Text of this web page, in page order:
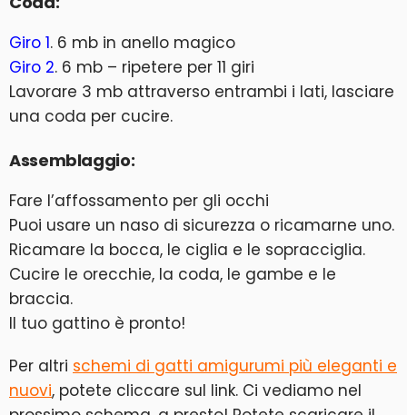
Giro 1. 6 mb in anello magico
Giro 2. 6 mb – ripetere per 11 giri
Lavorare 3 mb attraverso entrambi i lati, lasciare
una coda per cucire.
Assemblaggio:
Fare l’affossamento per gli occhi
Puoi usare un naso di sicurezza o ricamarne uno.
Ricamare la bocca, le ciglia e le sopracciglia.
Cucire le orecchie, la coda, le gambe e le
braccia.
Il tuo gattino è pronto!
Per altri schemi di gatti amigurumi più eleganti e
nuovi, potete cliccare sul link. Ci vediamo nel